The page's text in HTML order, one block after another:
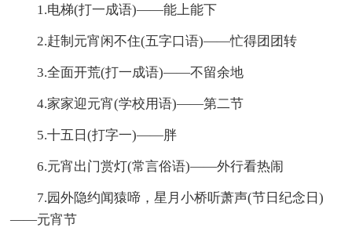
1.电梯(打一成语)——能上能下
2.赶制元宵闲不住(五字口语)——忙得团团转
3.全面开荒(打一成语)——不留余地
4.家家迎元宵(学校用语)——第二节
5.十五日(打字一)——胖
6.元宵出门赏灯(常言俗语)——外行看热闹
7.园外隐约闻猿啼，星月小桥听萧声(节日纪念日)
——元宵节